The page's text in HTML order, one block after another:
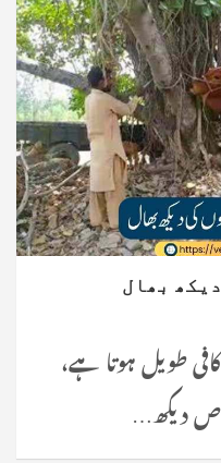
بھال
طویل ہوتا ہے،
دیکھ…